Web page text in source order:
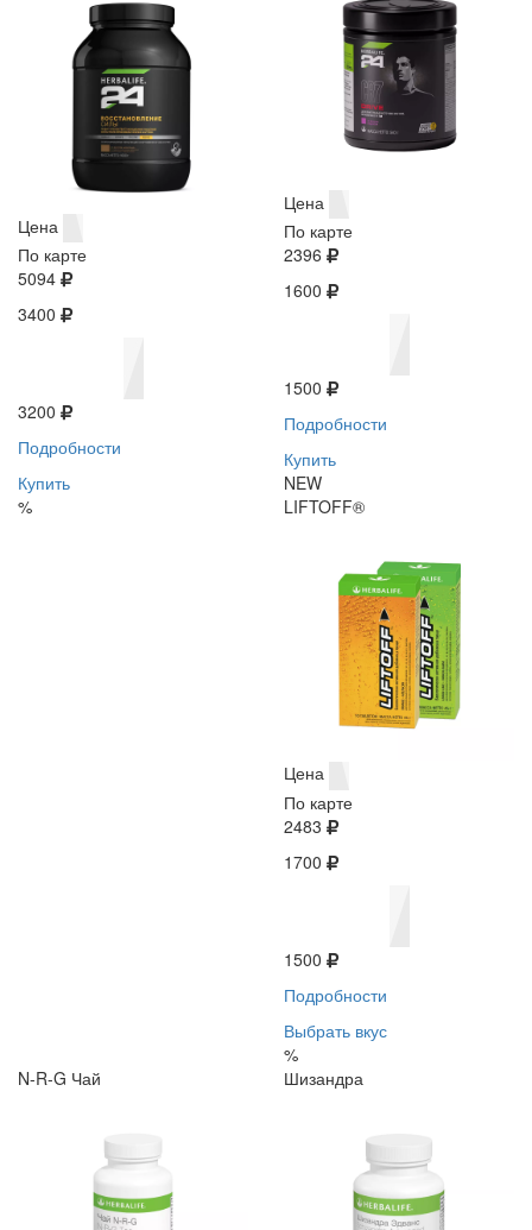
Цена
По карте
5094
3400
3200
Подробности
Купить
%
Цена
По карте
2396
1600
1500
Подробности
Купить
NEW
LIFTOFF®
Цена
По карте
2483
1700
1500
Подробности
Выбрать вкус
%
N-R-G Чай
Шизандра